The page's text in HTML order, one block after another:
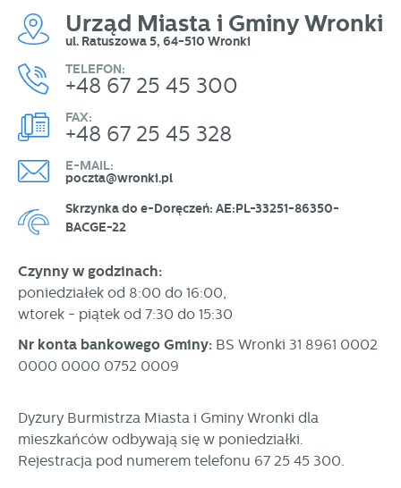
Urząd Miasta i Gminy Wronki
ul. Ratuszowa 5, 64-510 Wronki
TELEFON:
+48 67 25 45 300
FAX:
+48 67 25 45 328
E-MAIL:
poczta@wronki.pl
Skrzynka do e-Doręczeń: AE:PL-33251-86350-
BACGE-22
Czynny w godzinach:
poniedziałek od 8:00 do 16:00,
wtorek - piątek od 7:30 do 15:30
Nr konta bankowego Gminy: BS Wronki 31 8961 0002
0000 0000 0752 0009
Dyżury Burmistrza Miasta i Gminy Wronki dla
mieszkańców odbywają się w poniedziałki.
Rejestracja pod numerem telefonu 67 25 45 300.
prezentowanych treści.
Dzięki tym plikom cookies możemy zapewnić Ci większy
komfort korzystania z funkcjonalności naszej strony poprzez
dopasowanie jej do Twoich indywidualnych preferencji.
cookies gwarantuje dostępność większej ilości funkcji na
stronie.
Analityczne
Analityczne pliki cookies pomagają nam rozwijać się i
Cookies analityczne pozwalają na uzyskanie informacji w
częstotliwości, z jaką odwiedzane są nasze serwisy www.
Dane pozwalają nam na ocenę naszych serwisów
użytkowników. Zgromadzone informacje są przetwarzane w
formie zanonimizowanej. Wyrażenie zgody na analityczne
pliki cookies gwarantuje dostępność wszystkich
funkcjonalności.
Dzięki reklamowym plikom cookies prezentujemy Ci
najciekawsze informacje i aktualności na stronach naszych
partnerów.
komunikatów na podstawie analizy Twoich upodobań oraz
Twoich zwyczajów dotyczących przeglądanej witryny
partnerami oraz innych dostawców usług. Firmy te działają
w charakterze pośredników prezentujących nasze treści w
postaci wiadomości, ofert, komunikatów mediów
Więcej